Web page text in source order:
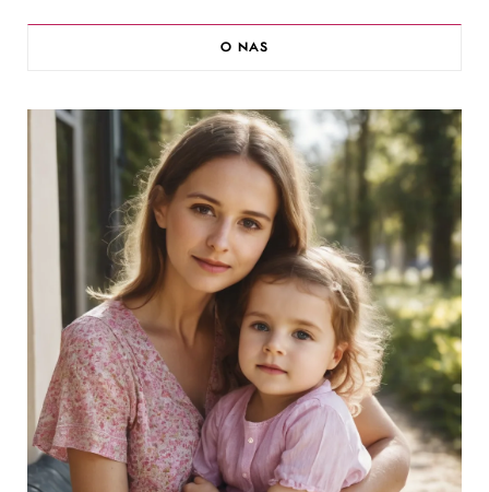
O NAS